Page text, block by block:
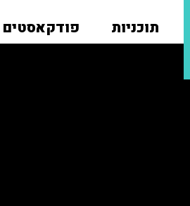
תוכניות פודקאסטים